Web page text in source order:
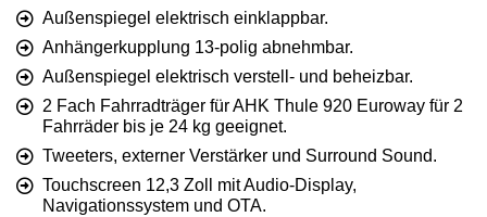
Außenspiegel elektrisch einklappbar.
Anhängerkupplung 13-polig abnehmbar.
Außenspiegel elektrisch verstell- und beheizbar.
2 Fach Fahrradträger für AHK Thule 920 Euroway für 2
Fahrräder bis je 24 kg geeignet.
Tweeters, externer Verstärker und Surround Sound.
Touchscreen 12,3 Zoll mit Audio-Display,
Navigationssystem und OTA.